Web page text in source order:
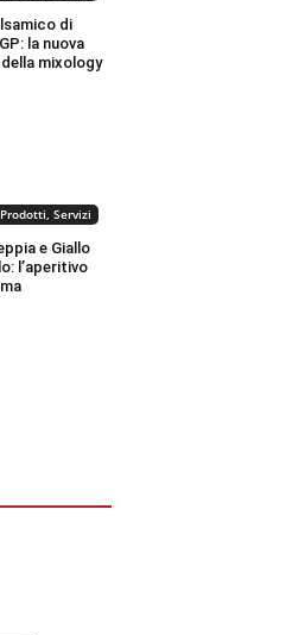
di
la nuova
mixology
Servizi
e Giallo
l’aperitivo